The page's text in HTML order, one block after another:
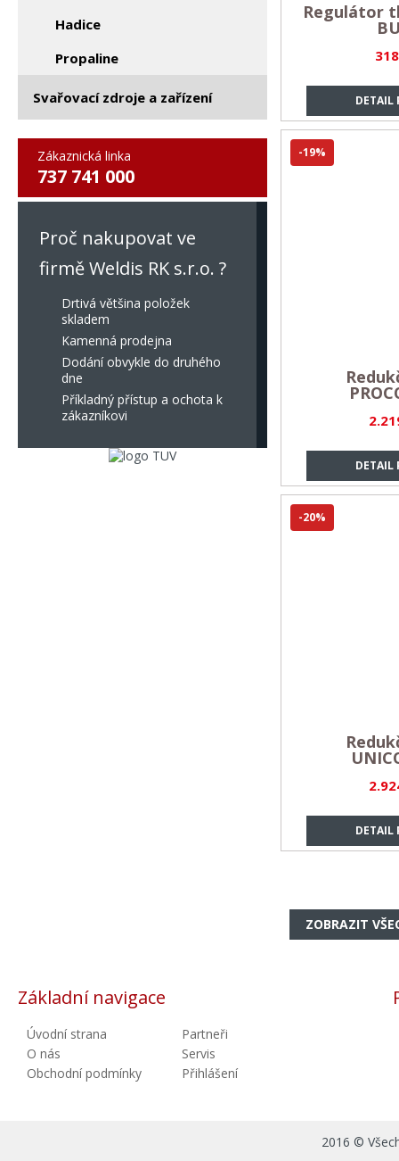
Hadice
Propaline
Svařovací zdroje a zařízení
Zákaznická linka
737 741 000
Proč nakupovat ve
firmě Weldis RK s.r.o. ?
Drtivá většina položek
skladem
Kamenná prodejna
Dodání obvykle do druhého
dne
Příkladný přístup a ochota k
zákazníkovi
DETAIL
Regulátor
DETAIL
-19%
DETAIL
-20%
ZOBRAZIT
Základní navigace
Úvodní strana
O nás
Obchodní podmínky
Partneři
Servis
Přihlášení
2016 ©